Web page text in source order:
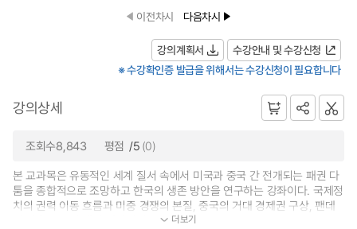
이전차시 다음차시
강의계획서
수강안내 및 수강신청
※ 수강확인증 발급을 위해서는 수강신청이 필요합니다
강의상세
조회수8,843 평점 /5 (0)
본 교과목은 유동적인 세계 질서 속에서 미국과 중국 간 전개되는 패권 다
툼을 종합적으로 조망하고 한국의 생존 방안을 연구하는 강좌이다. 국제정
치의 권력 이동 흐름과 미중 경쟁의 본질, 중국의 거대 경제권 구상, 팬데
믹 이후 글로벌 재편 양상까지 포... 더보기